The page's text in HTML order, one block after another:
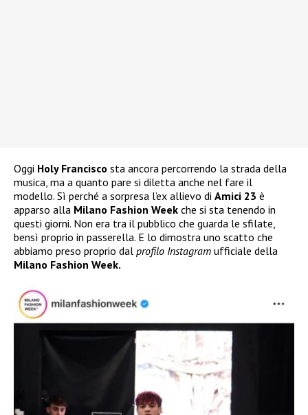
Oggi Holy Francisco sta ancora percorrendo la strada della
musica, ma a quanto pare si diletta anche nel fare il
modello. Sì perché a sorpresa l’ex allievo di Amici 23 è
apparso alla Milano Fashion Week che si sta tenendo in
questi giorni. Non era tra il pubblico che guarda le sfilate,
bensì proprio in passerella. E lo dimostra uno scatto che
abbiamo preso proprio dal profilo Instagram ufficiale della
Milano Fashion Week.